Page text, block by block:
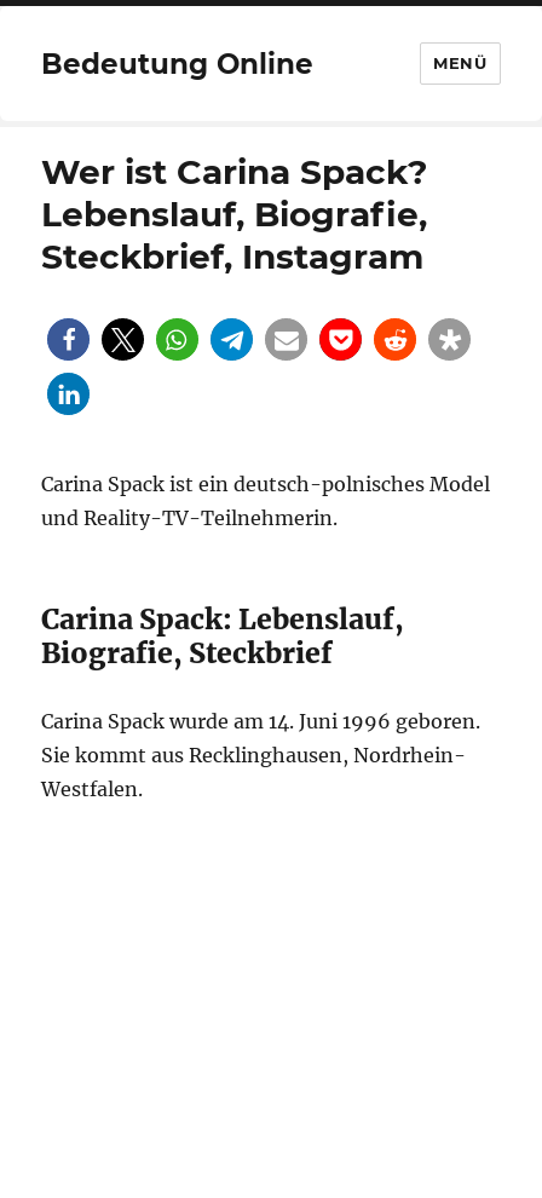
Bedeutung Online MENÜ
Wer ist Carina Spack?
Lebenslauf, Biografie,
Steckbrief, Instagram
Carina Spack ist ein deutsch-polnisches Model
und Reality-TV-Teilnehmerin.
Carina Spack: Lebenslauf,
Biografie, Steckbrief
Carina Spack wurde am 14. Juni 1996 geboren.
Sie kommt aus Recklinghausen, Nordrhein-
Westfalen.